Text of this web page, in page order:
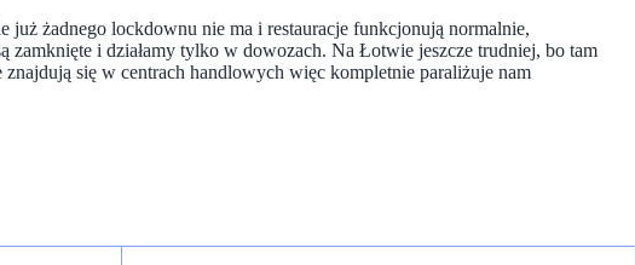
żadnego lockdownu nie ma i restauracje funkcjonują normalnie,
i działamy tylko w dowozach. Na Łotwie jeszcze trudniej, bo tam
się w centrach handlowych więc kompletnie paraliżuje nam